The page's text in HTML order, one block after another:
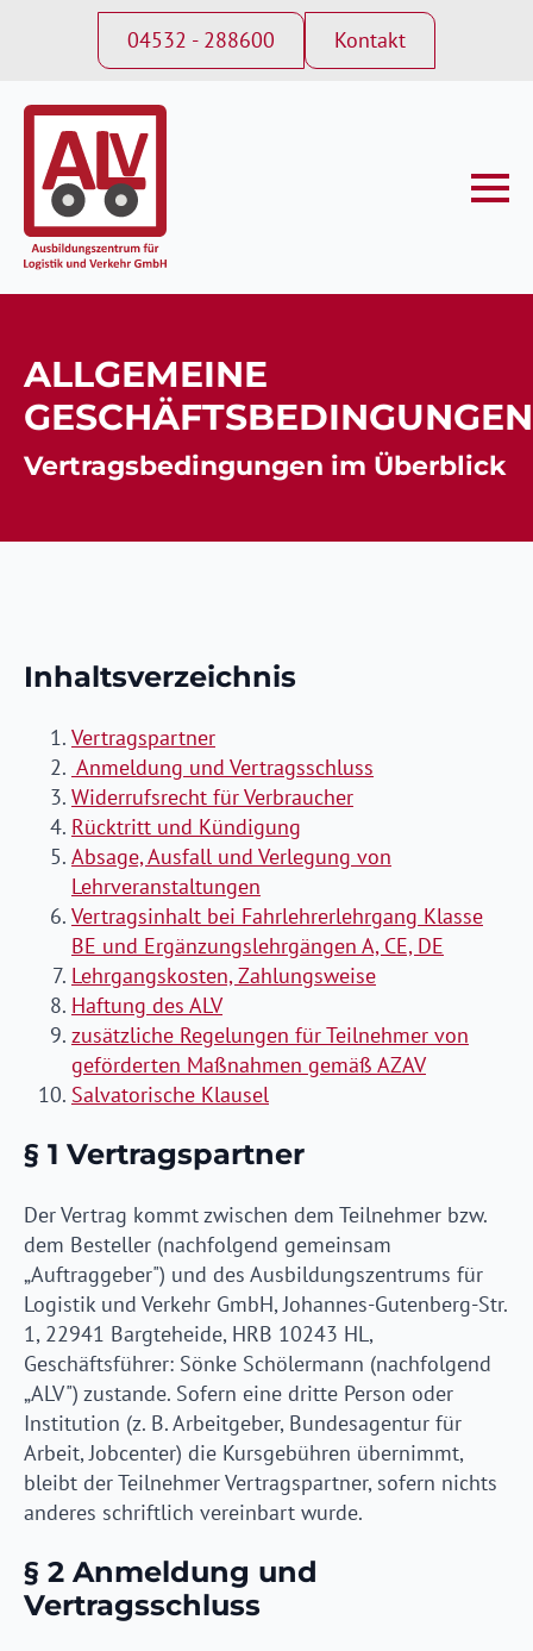
04532 - 288600 Kontakt
ALLGEMEINE
GESCHÄFTSBEDINGUNGEN
Vertragsbedingungen im Überblick
Inhaltsverzeichnis
Vertragspartner
Anmeldung und Vertragsschluss
Widerrufsrecht für Verbraucher
Rücktritt und Kündigung
Absage, Ausfall und Verlegung von
Lehrveranstaltungen
Vertragsinhalt bei Fahrlehrerlehrgang Klasse
BE und Ergänzungslehrgängen A, CE, DE
Lehrgangskosten, Zahlungsweise
Haftung des ALV
zusätzliche Regelungen für Teilnehmer von
geförderten Maßnahmen gemäß AZAV
Salvatorische Klausel
§ 1 Vertragspartner
Der Vertrag kommt zwischen dem Teilnehmer bzw.
dem Besteller (nachfolgend gemeinsam
„Auftraggeber") und des Ausbildungszentrums für
Logistik und Verkehr GmbH, Johannes-Gutenberg-Str.
1, 22941 Bargteheide, HRB 10243 HL,
Geschäftsführer: Sönke Schölermann (nachfolgend
„ALV") zustande. Sofern eine dritte Person oder
Institution (z. B. Arbeitgeber, Bundesagentur für
Arbeit, Jobcenter) die Kursgebühren übernimmt,
bleibt der Teilnehmer Vertragspartner, sofern nichts
anderes schriftlich vereinbart wurde.
§ 2 Anmeldung und
Vertragsschluss